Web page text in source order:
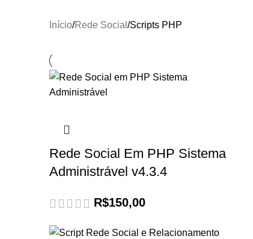
Início Rede Social Scripts PHP
Rede Social Em PHP Sistema
Administrável v4.3.4
R$150,00